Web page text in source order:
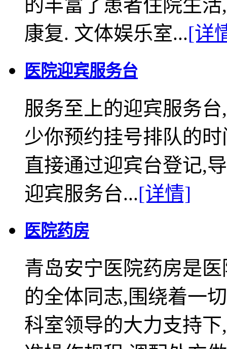
的丰富了患者住院生
康复. 文体娱乐室...[详
医院迎宾服务台
服务至上的迎宾服务
少你预约挂号排队的
直接通过迎宾台登记,
迎宾服务台...[详情]
医院药房
青岛安宁医院药房是
的全体同志,围绕着一
科室领导的大力支持